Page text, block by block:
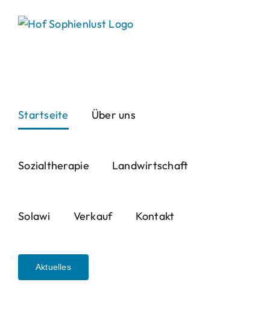
Startseite Über uns
Sozialtherapie Landwirtschaft
Solawi Verkauf Kontakt
Aktuelles